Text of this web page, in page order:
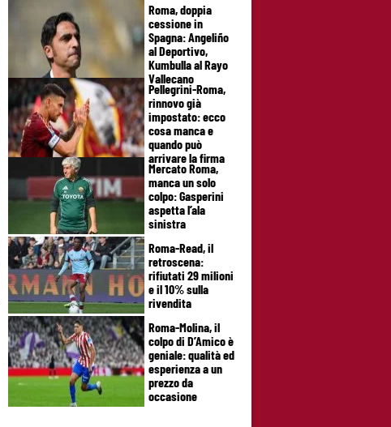
Roma, doppia
cessione in
Spagna: Angeliño
al Deportivo,
Kumbulla al Rayo
Vallecano
Pellegrini-Roma,
rinnovo già
impostato: ecco
cosa manca e
quando può
arrivare la firma
Mercato Roma,
manca un solo
colpo: Gasperini
aspetta l’ala
sinistra
Roma-Read, il
retroscena:
rifiutati 29 milioni
e il 10% sulla
rivendita
Roma-Molina, il
colpo di D’Amico è
geniale: qualità ed
esperienza a un
prezzo da
occasione